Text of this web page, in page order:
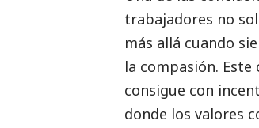
trabajadores no
más allá cuando
la compasión.
consigue con
donde los valores